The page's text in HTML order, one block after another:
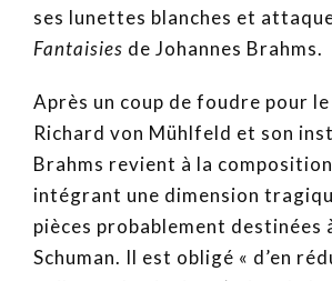
ses lunettes blanches et
Fantaisies de Johannes Brahms.
Après un coup de foudre pour
Richard von Mühlfeld et son
Brahms revient à la
intégrant une dimension
pièces probablement destinées
Schuman. Il est obligé « d’en